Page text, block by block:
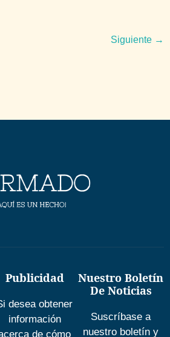
Siguiente →
Publicidad
desea obtener
información
de cómo
Nuestro Boletín
De Noticias
Suscríbase a
nuestro boletín y